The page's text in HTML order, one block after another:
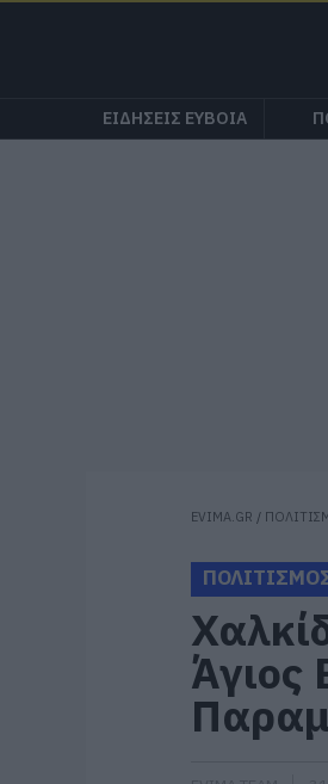
ΕΙΔΗΣΕΙΣ ΕΥΒΟΙΑ
EVIMA.GR /
Άγιος